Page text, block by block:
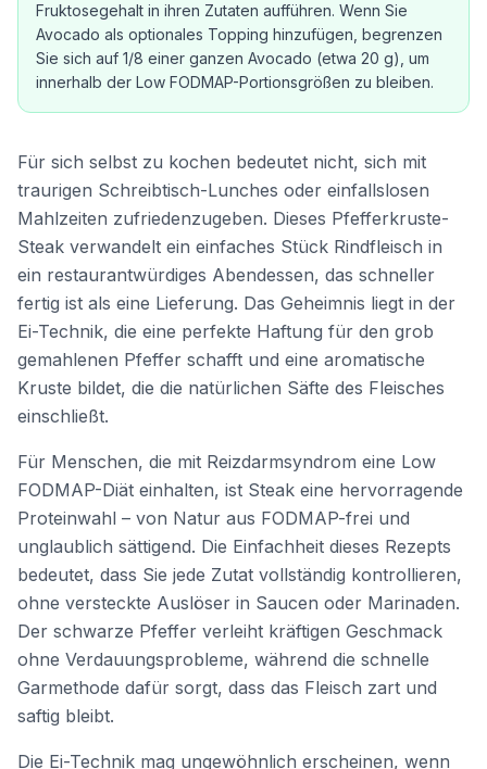
Fruktosegehalt in ihren Zutaten aufführen. Wenn Sie
Avocado als optionales Topping hinzufügen, begrenzen
Sie sich auf 1/8 einer ganzen Avocado (etwa 20 g), um
innerhalb der Low FODMAP-Portionsgrößen zu bleiben.
Für sich selbst zu kochen bedeutet nicht, sich mit
traurigen Schreibtisch-Lunches oder einfallslosen
Mahlzeiten zufriedenzugeben. Dieses Pfefferkruste-
Steak verwandelt ein einfaches Stück Rindfleisch in
ein restaurantwürdiges Abendessen, das schneller
fertig ist als eine Lieferung. Das Geheimnis liegt in der
Ei-Technik, die eine perfekte Haftung für den grob
gemahlenen Pfeffer schafft und eine aromatische
Kruste bildet, die die natürlichen Säfte des Fleisches
einschließt.
Für Menschen, die mit Reizdarmsyndrom eine Low
FODMAP-Diät einhalten, ist Steak eine hervorragende
Proteinwahl – von Natur aus FODMAP-frei und
unglaublich sättigend. Die Einfachheit dieses Rezepts
bedeutet, dass Sie jede Zutat vollständig kontrollieren,
ohne versteckte Auslöser in Saucen oder Marinaden.
Der schwarze Pfeffer verleiht kräftigen Geschmack
ohne Verdauungsprobleme, während die schnelle
Garmethode dafür sorgt, dass das Fleisch zart und
saftig bleibt.
Die Ei-Technik mag ungewöhnlich erscheinen, wenn